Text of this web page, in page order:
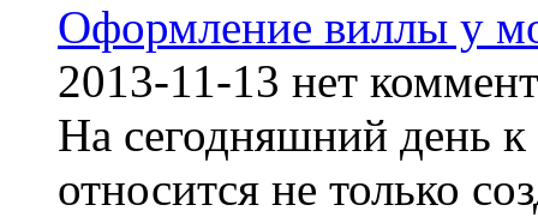
Оформление виллы у
2013-11-13 нет
На сегодняшний день к
относится не только